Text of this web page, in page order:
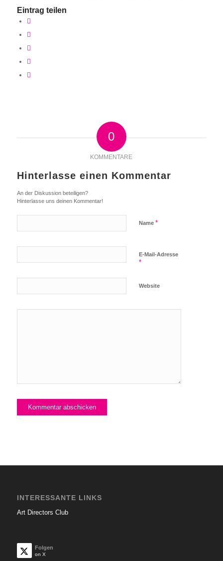
Eintrag teilen
0
KOMMENTARE
Hinterlasse einen Kommentar
An der Diskussion beteiligen?
Hinterlasse uns deinen Kommentar!
Name *
E-Mail-Adresse
*
Website
INTERESSANTE LINKS
Art Directors Club
Folgen
on X